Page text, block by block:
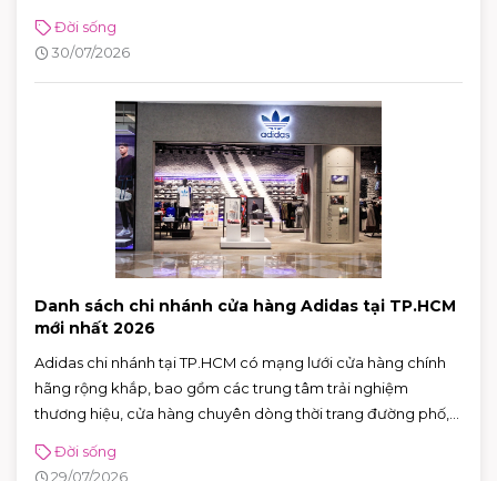
Đời sống
30/07/2026
Danh sách chi nhánh cửa hàng Adidas tại TP.HCM
mới nhất 2026
Adidas chi nhánh tại TP.HCM có mạng lưới cửa hàng chính
hãng rộng khắp, bao gồm các trung tâm trải nghiệm
thương hiệu, cửa hàng chuyên dòng thời trang đường phố,
hình và vị trí thuận tiện, khách hàng có thể dễ dàng tìm được
Đời sống
29/07/2026